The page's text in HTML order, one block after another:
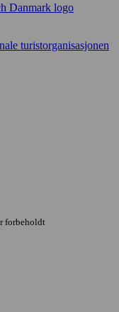
Danmark logo
turistorganisasjonen
forbeholdt